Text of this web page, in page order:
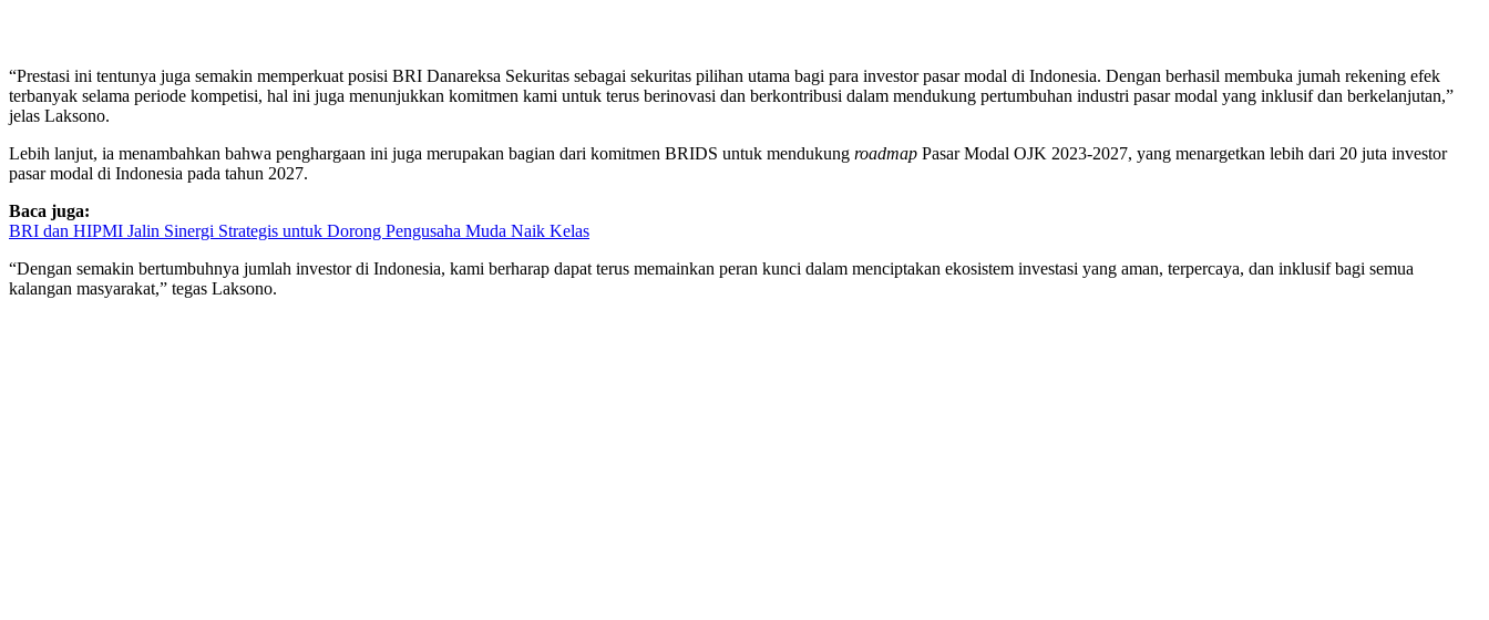
“Prestasi ini tentunya juga semakin memperkuat posisi BRI Danareksa Sekuritas sebagai sekuritas pilihan utama bagi para investor pasar modal di Indonesia. Dengan berhasil membuka jumah rekening efek
terbanyak selama periode kompetisi, hal ini juga menunjukkan komitmen kami untuk terus berinovasi dan berkontribusi dalam mendukung pertumbuhan industri pasar modal yang inklusif dan berkelanjutan,”
jelas Laksono.
Lebih lanjut, ia menambahkan bahwa penghargaan ini juga merupakan bagian dari komitmen BRIDS untuk mendukung roadmap Pasar Modal OJK 2023-2027, yang menargetkan lebih dari 20 juta investor
pasar modal di Indonesia pada tahun 2027.
Baca juga:
BRI dan HIPMI Jalin Sinergi Strategis untuk Dorong Pengusaha Muda Naik Kelas
“Dengan semakin bertumbuhnya jumlah investor di Indonesia, kami berharap dapat terus memainkan peran kunci dalam menciptakan ekosistem investasi yang aman, terpercaya, dan inklusif bagi semua
kalangan masyarakat,” tegas Laksono.